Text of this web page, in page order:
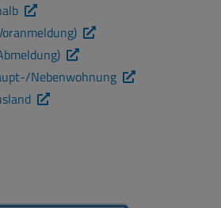
Nebenwohnung